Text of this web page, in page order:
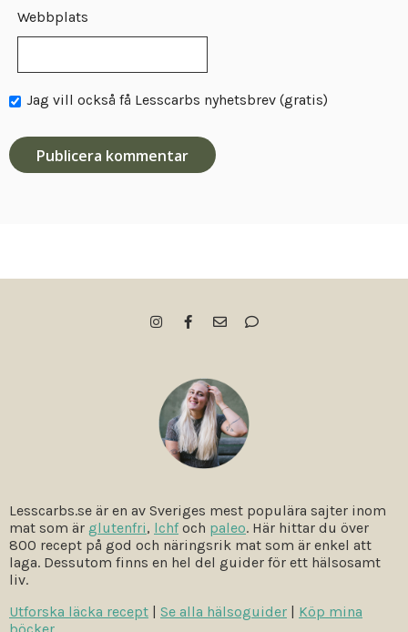
Webbplats
Jag vill också få Lesscarbs nyhetsbrev (gratis)
Lesscarbs.se är en av Sveriges mest populära sajter inom
mat som är glutenfri, lchfoch paleo. Här hittar du över
800 recept på god och näringsrik mat som är enkel att
laga. Dessutom finns en hel del guider för ett hälsosamt
liv.
Utforska läcka recept
Se alla hälsoguider
Köp mina